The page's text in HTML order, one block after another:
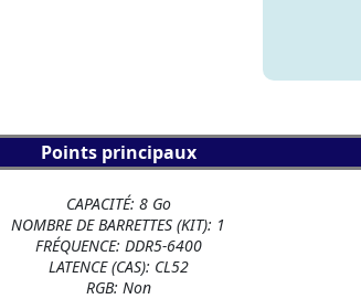
Points principaux
CAPACITÉ: 8 Go
NOMBRE DE BARRETTES (KIT): 1
FRÉQUENCE: DDR5-6400
LATENCE (CAS): CL52
RGB: Non